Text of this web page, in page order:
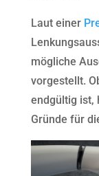
Laut einer
mögliche
vorgestellt.
endgültig ist,
Gründe für